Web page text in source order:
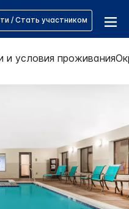
/ Стать участником
и условия проживания